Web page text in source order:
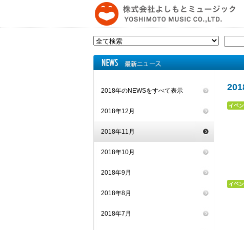
2018年のNEWSをすべて表示
2018年12月
2018年11月
2018年10月
2018年9月
2018年8月
2018年7月